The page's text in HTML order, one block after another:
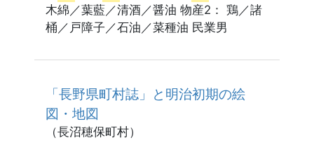
木綿／葉藍／清酒／醤油 物産2： 鶏／諸
桶／戸障子／石油／菜種油 民業男
「長野県町村誌」と明治初期の絵
図・地図
（長沼穂保町村）